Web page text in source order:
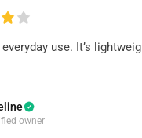
use. It’s
owner